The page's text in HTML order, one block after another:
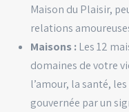
Maison du Plaisir,
relations
Maisons : Les 12
domaines de votre
l’amour, la santé,
gouvernée par un